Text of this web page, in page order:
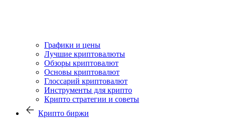
Графики и цены
Лучшие криптовалюты
Обзоры криптовалют
Основы криптовалют
Глоссарий криптовалют
Инструменты для крипто
Крипто стратегии и советы
Крипто биржи